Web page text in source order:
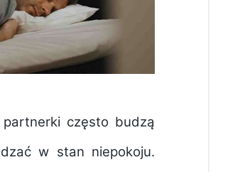
często budzą
w stan niepokoju.